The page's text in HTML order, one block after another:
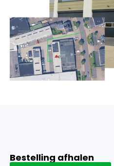
Bestelling afhalen